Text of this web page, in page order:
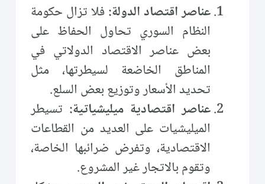
عناصر اقتصاد الدولة:فلا تزال حكومة
النظام السوري تحاول الحفاظ على
بعض عناصر الاقتصاد الدولاتي في
المناطق الخاضعة لسيطرتها، مثل
تحديد الأسعار وتوزيع بعض السلع.
عناصر اقتصادية ميليشياتية: تسيطر
الميليشيات على العديد من القطاعات
الاقتصادية، وتفرض ضرائبها الخاصة،
وتقوم بالاتجار غير المشروع.